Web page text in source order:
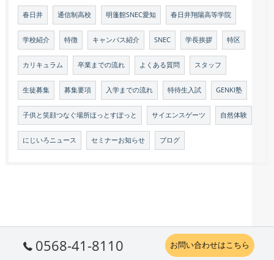
春日井 通信制高校 明蓬館SNEC愛知 春日井翔陽高等学院
学校紹介 特徴 キャンパス紹介 SNEC 学長挨拶 特区
カリキュラム 卒業までの流れ よくある質問 スタッフ
生徒募集 募集要項 入学までの流れ 特待生入試 GENKI塾
子供と笑顔つなぐ場所ほっとすぽっと サイエンスゲーツ 自然体験
にじいろニュース セミナーお知らせ ブログ
0568-41-8110 お問い合わせはこちら